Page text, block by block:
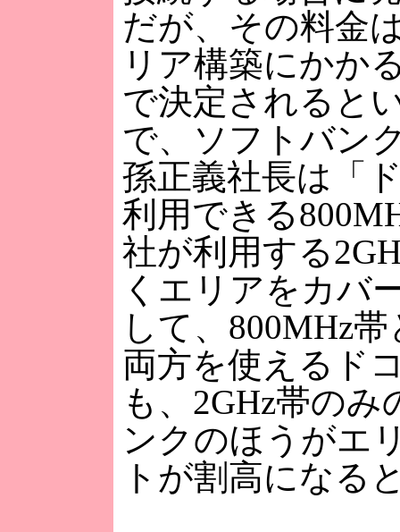
だが、その料金
リア構築にかか
で決定されると
で、ソフトバン
孫正義社長は「
利用できる
社が利用する
くエリアをカバ
して、800MHz
両方を使えるド
も、2GHz帯のみ
ンクのほうがエ
トが割高になる